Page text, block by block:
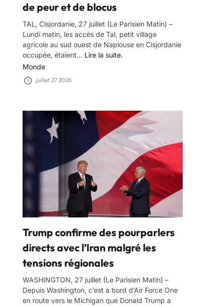
de peur et de blocus
TAL, Cisjordanie, 27 juillet (Le Parisien Matin) –
Lundi matin, les accès de Tal, petit village
agricole au sud ouest de Naplouse en Cisjordanie
occupée, étaient... Lire la suite.
Monde
juillet 27 2026
Trump confirme des pourparlers
directs avec l’Iran malgré les
tensions régionales
WASHINGTON, 27 juillet (Le Parisien Matin) –
Depuis Washington, c’est à bord d’Air Force One
en route vers le Michigan que Donald Trump a